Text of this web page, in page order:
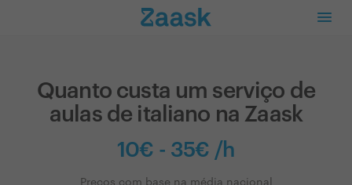
Quanto custa um serviço de
aulas de italiano na Zaask
10€ - 35€ /h
Preços com base na média nacional